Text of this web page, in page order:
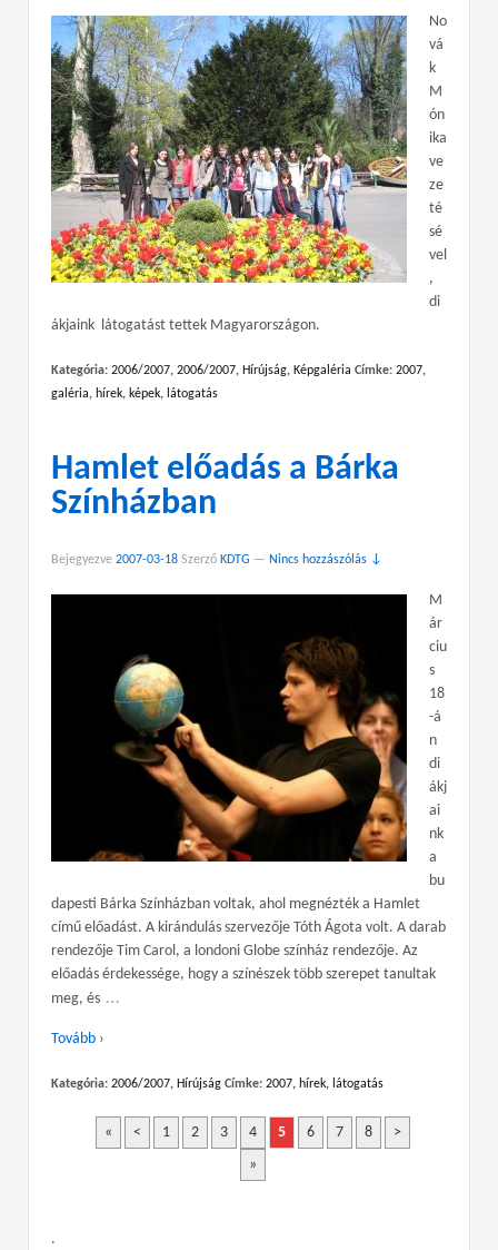
No
vá
k
M
ón
ika
ve
ze
té
sé
vel
,
di
ákjaink látogatást tettek Magyarországon.
Kategória: 2006/2007, 2006/2007, Hírújság, Képgaléria Címke: 2007,
galéria, hírek, képek, látogatás
Hamlet előadás a Bárka
Színházban
Bejegyezve 2007-03-18 Szerző KDTG — Nincs hozzászólás ↓
M
ár
ciu
s
18
-á
n
di
ákj
ai
nk
a
bu
dapesti Bárka Színházban voltak, ahol megnézték a Hamlet
című előadást. A kirándulás szervezője Tóth Ágota volt. A darab
rendezője Tim Carol, a londoni Globe színház rendezője. Az
előadás érdekessége, hogy a színészek több szerepet tanultak
meg, és …
Tovább ›
Kategória: 2006/2007, Hírújság Címke: 2007, hírek, látogatás
« < 1 2 3 4 5 6 7 8
>
»
.